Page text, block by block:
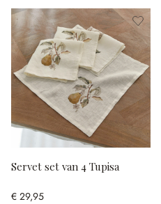
Servet set van 4 Tupisa
€ 29,95